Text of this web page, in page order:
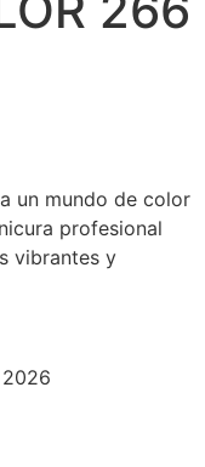
un mundo de color
profesional
vibrantes y